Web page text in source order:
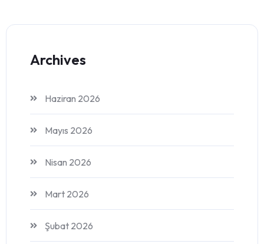
Archives
Haziran 2026
Mayıs 2026
Nisan 2026
Mart 2026
Şubat 2026